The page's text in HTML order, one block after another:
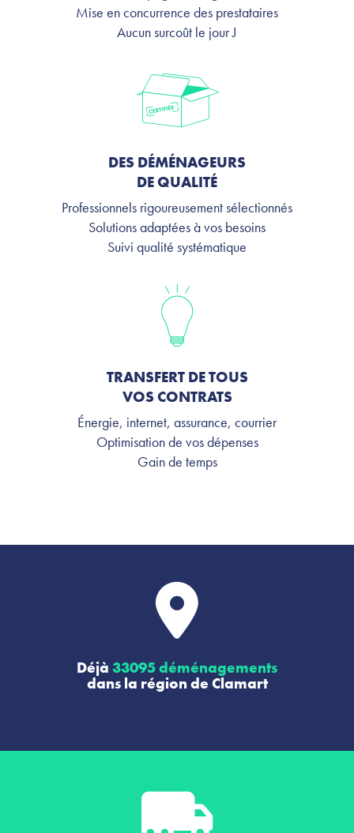
Mise en concurrence des prestataires
Aucun surcoût le jour J
DES DÉMÉNAGEURS
DE QUALITÉ
Professionnels rigoureusement sélectionnés
Solutions adaptées à vos besoins
Suivi qualité systématique
TRANSFERT DE TOUS
VOS CONTRATS
Énergie, internet, assurance, courrier
Optimisation de vos dépenses
Gain de temps
Déjà 33095 déménagements
dans la région de Clamart